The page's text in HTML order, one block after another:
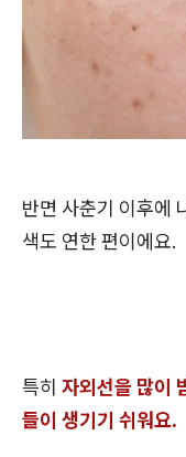
반면 사춘기 이후에
색도 연한 편이에요.
특히 자외선을 많이
들이 생기기 쉬워요.